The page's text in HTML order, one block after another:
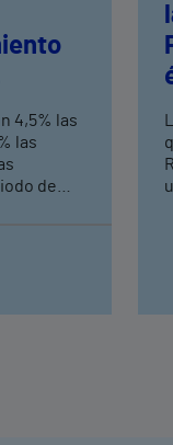
4,5% las
las
de
consultas